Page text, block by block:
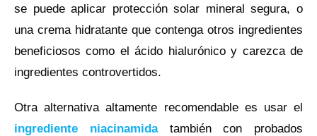
se puede aplicar protección solar mineral segura, o
una crema hidratante que contenga otros ingredientes
beneficiosos como el ácido hialurónico y carezca de
ingredientes controvertidos.
Otra alternativa altamente recomendable es usar el
ingrediente niacinamidatambién con probados